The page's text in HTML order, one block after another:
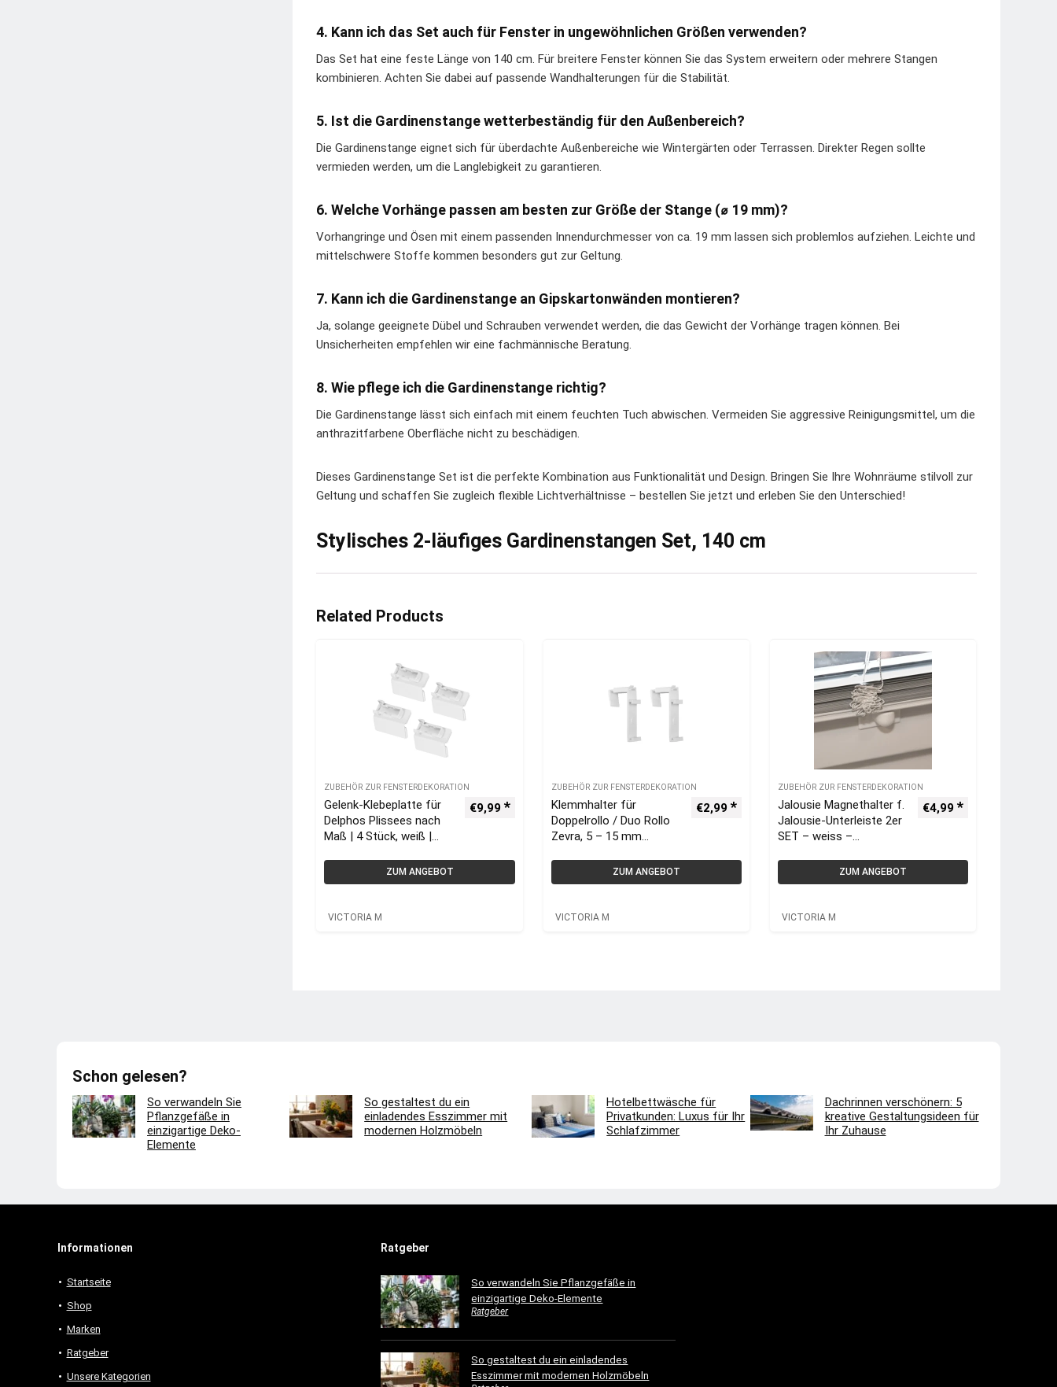
4. Kann ich das Set auch für Fenster in ungewöhnlichen Größen verwenden?
Das Set hat eine feste Länge von 140 cm. Für breitere Fenster können Sie das System erweitern oder mehrere Stangen
kombinieren. Achten Sie dabei auf passende Wandhalterungen für die Stabilität.
5. Ist die Gardinenstange wetterbeständig für den Außenbereich?
Die Gardinenstange eignet sich für überdachte Außenbereiche wie Wintergärten oder Terrassen. Direkter Regen sollte
vermieden werden, um die Langlebigkeit zu garantieren.
6. Welche Vorhänge passen am besten zur Größe der Stange (⌀ 19 mm)?
Vorhangringe und Ösen mit einem passenden Innendurchmesser von ca. 19 mm lassen sich problemlos aufziehen. Leichte und
mittelschwere Stoffe kommen besonders gut zur Geltung.
7. Kann ich die Gardinenstange an Gipskartonwänden montieren?
Ja, solange geeignete Dübel und Schrauben verwendet werden, die das Gewicht der Vorhänge tragen können. Bei
Unsicherheiten empfehlen wir eine fachmännische Beratung.
8. Wie pflege ich die Gardinenstange richtig?
Die Gardinenstange lässt sich einfach mit einem feuchten Tuch abwischen. Vermeiden Sie aggressive Reinigungsmittel, um die
anthrazitfarbene Oberfläche nicht zu beschädigen.
Dieses Gardinenstange Set ist die perfekte Kombination aus Funktionalität und Design. Bringen Sie Ihre Wohnräume stilvoll zur
Geltung und schaffen Sie zugleich flexible Lichtverhältnisse – bestellen Sie jetzt und erleben Sie den Unterschied!
Stylisches 2-läufiges Gardinenstangen Set, 140 cm
Related Products
ZUBEHÖR ZUR FENSTERDEKORATION
Gelenk-Klebeplatte für
Delphos Plissees nach
Maß | 4 Stück, weiß |
€9,99
ZUM ANGEBOT
VICTORIA M
ZUBEHÖR ZUR FENSTERDEKORATION
Klemmhalter für
Doppelrollo / Duo Rollo
Zevra, 5 – 15 mm
VICTORIA M
€2,99
ZUM ANGEBOT
VICTORIA M
ZUBEHÖR ZUR FENSTERDEKORATION
Jalousie Magnethalter f.
Jalousie-Unterleiste 2er
SET – weiss –
€4,99
ZUM ANGEBOT
VICTORIA M
Schon gelesen?
So verwandeln Sie
Pflanzgefäße in
einzigartige Deko-
Elemente
So gestaltest du ein
einladendes Esszimmer mit
modernen Holzmöbeln
Hotelbettwäsche für
Privatkunden: Luxus für Ihr
Schlafzimmer
Dachrinnen verschönern: 5
kreative Gestaltungsideen für
Ihr Zuhause
Informationen
Startseite
Shop
Marken
Ratgeber
Unsere Kategorien
Ratgeber
So verwandeln Sie Pflanzgefäße in
einzigartige Deko-Elemente
Ratgeber
So gestaltest du ein einladendes
Esszimmer mit modernen Holzmöbeln